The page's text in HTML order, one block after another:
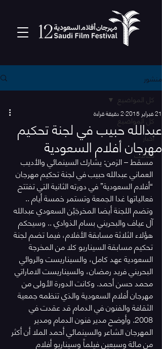
منشور
كل المواضيع
أخبار
مقالات
كل المواضيع
عبدالله حبيب في لجنة تحكيم
مهرجان أفلام السعودية
21 فبراير 2015 2 دقيقة قراءة
مسقط – الزمن: يشارك السينمائي والأديب
العماني عبدالله حبيب في لجنة تحكيم مهرجان
“أفلام السعودية” في دورته الثانية التي تفتتح
فعالياتها غدا الجمعة وتستمر خمسة أيام ..
وتضم اللجنة أيضا المخرجَيْن السعودي عبدالله
آل عياف والبحريني بسام الذوادي .. وسيحكم
هؤلاء الثلاثة مسابقة الأفلام، فيما تضم لجنة
تحكيم مسابقة السيناريو كلا من المخرجة
السعودية عهد كامل، والسيناريست والروائي
البحريني فريد رمضان، والسيناريست الاماراتي
محمد حسن أحمد. وكانت الدورة الأولى من
مهرجان أفلام السعودية والذي تنظمه جمعية
الثقافة والفنون في الدمام قد عقدت في
2008. وأوضح مدير فنون الدمام ومدير
المهرجان الشاعر والسينمائي أحمد الملا أن أكثر
من مائة وسبعين فيلماً وسيناريو أفلام